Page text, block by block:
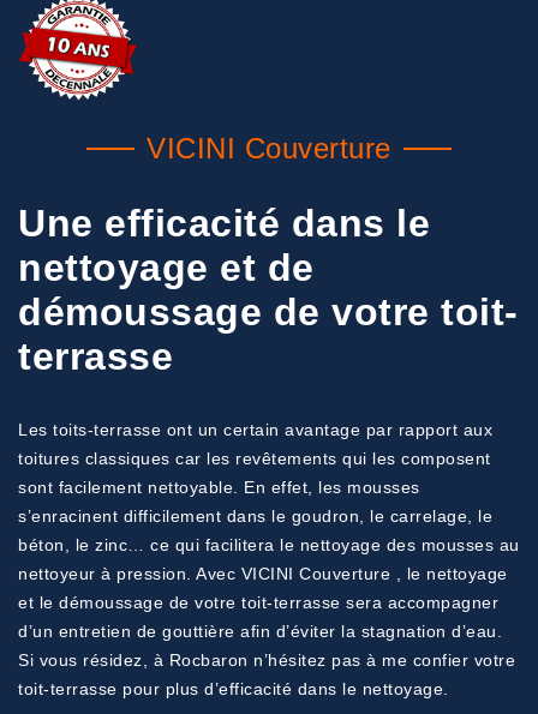
VICINI Couverture
Une efficacité dans le
nettoyage et de
démoussage de votre toit-
terrasse
Les toits-terrasse ont un certain avantage par rapport aux
toitures classiques car les revêtements qui les composent
sont facilement nettoyable. En effet, les mousses
s’enracinent difficilement dans le goudron, le carrelage, le
béton, le zinc… ce qui facilitera le nettoyage des mousses au
nettoyeur à pression. Avec VICINI Couverture , le nettoyage
et le démoussage de votre toit-terrasse sera accompagner
d’un entretien de gouttière afin d’éviter la stagnation d’eau.
Si vous résidez, à Rocbaron n’hésitez pas à me confier votre
toit-terrasse pour plus d’efficacité dans le nettoyage.